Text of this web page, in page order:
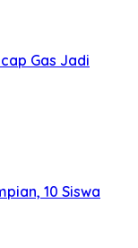
Gas Jadi
10 Siswa